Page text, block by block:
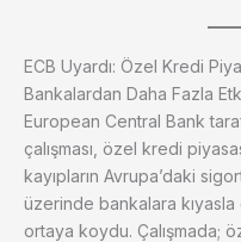
ECB Uyardı: Özel Kredi
Bankalardan Daha Fazla
European Central Bank
çalışması, özel kredi
kayıpların Avrupa’daki
üzerinde bankalara
ortaya koydu. Çalışmada;